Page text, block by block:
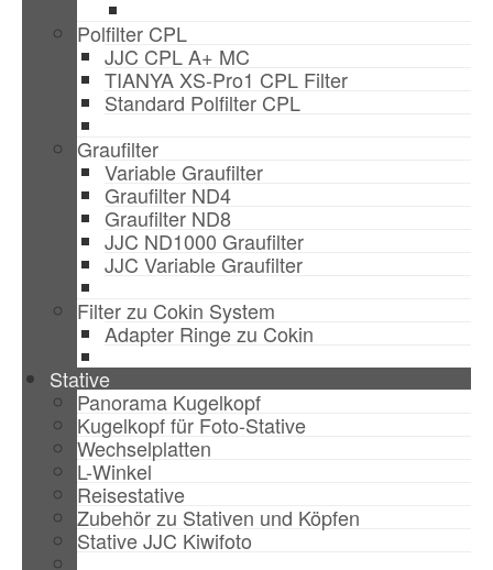
Polfilter CPL
JJC CPL A+ MC
TIANYA XS-Pro1 CPL Filter
Standard Polfilter CPL
Graufilter
Variable Graufilter
Graufilter ND4
Graufilter ND8
JJC ND1000 Graufilter
JJC Variable Graufilter
Filter zu Cokin System
Adapter Ringe zu Cokin
Stative
Panorama Kugelkopf
Kugelkopf für Foto-Stative
Wechselplatten
L-Winkel
Reisestative
Zubehör zu Stativen und Köpfen
Stative JJC Kiwifoto